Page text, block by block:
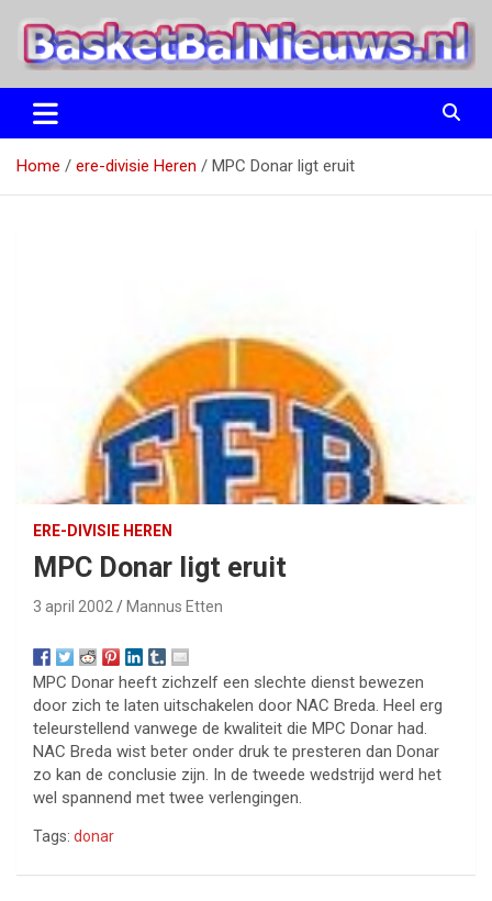
naar
BasketBalNieuws.nl
Etten
Home ere-divisie Heren MPC Donar ligt eruit
ERE-DIVISIE HEREN
MPC Donar ligt eruit
3 april 2002 Mannus Etten
MPC Donar heeft zichzelf een slechte dienst bewezen
door zich te laten uitschakelen door NAC Breda. Heel erg
teleurstellend vanwege de kwaliteit die MPC Donar had.
NAC Breda wist beter onder druk te presteren dan Donar
zo kan de conclusie zijn. In de tweede wedstrijd werd het
wel spannend met twee verlengingen.
Tags: donar